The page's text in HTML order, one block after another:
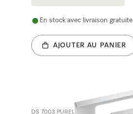
En stock avec livraison gratuite
AJOUTER AU PANIER
DS 7003 PURELINE